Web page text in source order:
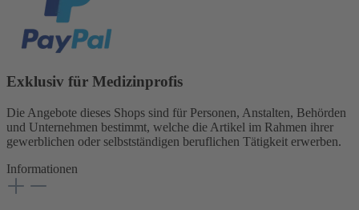
Exklusiv für Medizinprofis
Die Angebote dieses Shops sind für Personen, Anstalten, Behörden
und Unternehmen bestimmt, welche die Artikel im Rahmen ihrer
gewerblichen oder selbstständigen beruflichen Tätigkeit erwerben.
Informationen